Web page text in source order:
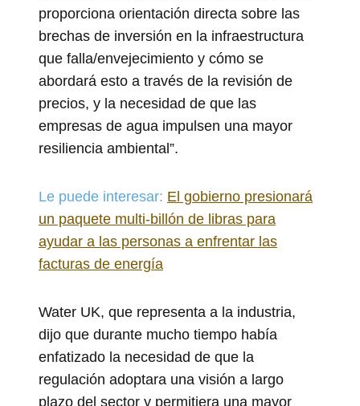
proporciona orientación directa sobre las
brechas de inversión en la infraestructura
que falla/envejecimiento y cómo se
abordará esto a través de la revisión de
precios, y la necesidad de que las
empresas de agua impulsen una mayor
resiliencia ambiental”.
Le puede interesar: El gobierno presionará
un paquete multi-billón de libras para
ayudar a las personas a enfrentar las
facturas de energía
Water UK, que representa a la industria,
dijo que durante mucho tiempo había
enfatizado la necesidad de que la
regulación adoptara una visión a largo
plazo del sector y permitiera una mayor